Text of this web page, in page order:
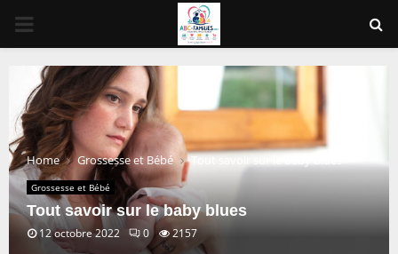
PRIMARY
MENU
Home Grossesse et Bébé Tout savoir sur le baby blues
Grossesse et Bébé
Tout savoir sur le baby blues
12 octobre 2022 0 2157